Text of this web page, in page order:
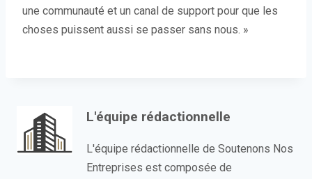
une communauté et un canal de support pour que les
choses puissent aussi se passer sans nous. »
L'équipe rédactionnelle
L'équipe rédactionnelle de Soutenons Nos
Entreprises est composée de